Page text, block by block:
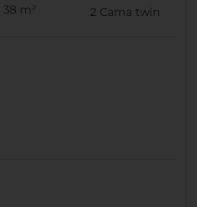
38 m² 2 Cama twin